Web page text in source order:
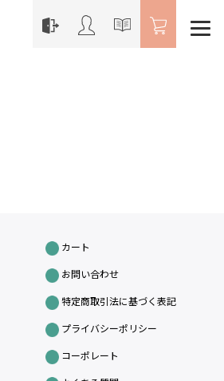
カート
お問い合わせ
特定商取引法に基づく表記
プライバシーポリシー
コーポレート